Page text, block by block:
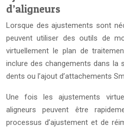
d’aligneurs
Lorsque des ajustements sont
peuvent utiliser des outils de
virtuellement le plan de
inclure des changements dans la
dents ou l’ajout d’attachements
Une fois les ajustements
aligneurs peuvent être
processus d’ajustement et de